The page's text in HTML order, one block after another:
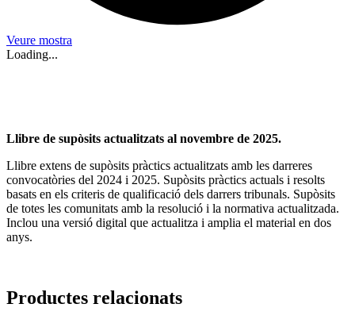
Veure mostra
Loading...
Llibre de supòsits actualitzats al novembre de 2025.
Llibre extens de supòsits pràctics actualitzats amb les darreres
convocatòries del 2024 i 2025. Supòsits pràctics actuals i resolts
basats en els criteris de qualificació dels darrers tribunals. Supòsits
de totes les comunitats amb la resolució i la normativa actualitzada.
Inclou una versió digital que actualitza i amplia el material en dos
anys.
Productes relacionats